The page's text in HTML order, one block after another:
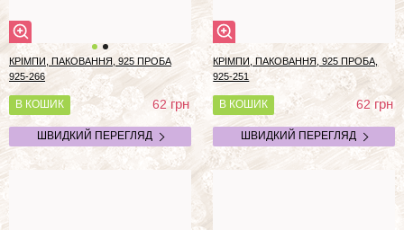
КРІМПИ, ПАКОВАННЯ, 925 ПРОБА
925-266
В КОШИК 62грн
ШВИДКИЙ ПЕРЕГЛЯД
КРІМПИ, ПАКОВАННЯ, 925 ПРОБА,
925-251
В КОШИК 62грн
ШВИДКИЙ ПЕРЕГЛЯД